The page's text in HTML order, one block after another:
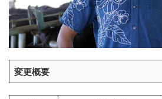
変更概要